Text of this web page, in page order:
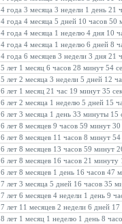
4 года 3 месяца 3 недели 1 день 21
4 года 4 месяца 5 дней 10 часов 50
4 года 4 месяца 1 неделю 4 дня 10
4 года 4 месяца 1 неделю 6 дней 8
4 года 6 месяцев 3 недели 3 дня 21
5 лет 1 месяц 6 часов 28 минут 54
5 лет 2 месяца 3 недели 5 дней 12
6 лет 1 месяц 21 час 19 минут 35
6 лет 2 месяца 1 неделю 5 дней 15
6 лет 3 месяца 1 день 33 минуты 15
6 лет 8 месяцев 9 часов 59 минут
6 лет 8 месяцев 11 часов 8 минут
6 лет 8 месяцев 13 часов 59 минут
6 лет 8 месяцев 16 часов 21 минуту
6 лет 8 месяцев 1 день 16 часов 47
7 лет 3 месяца 5 дней 16 часов 35
7 лет 6 месяцев 4 недели 1 день 9
7 лет 11 месяцев 2 недели 6 дней
8 лет 1 месяц 1 неделю 1 день 8